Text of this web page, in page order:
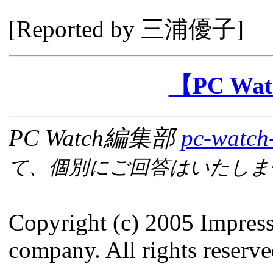
[Reported by 三浦優子]
【PC
PC Watch編集部pc-
て、個別にご回答はいたし
Copyright (c) 2005
company. All rights